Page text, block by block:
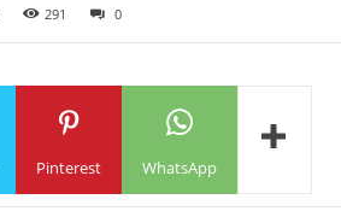
291 0
Pinterest WhatsApp